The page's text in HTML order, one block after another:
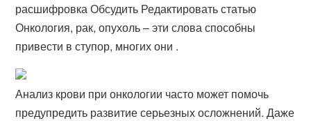
расшифровка Обсудить Редактировать статью
Онкология, рак, опухоль – эти слова способны
привести в ступор, многих они .
Анализ крови при онкологии часто может помочь
предупредить развитие серьезных осложнений. Даже